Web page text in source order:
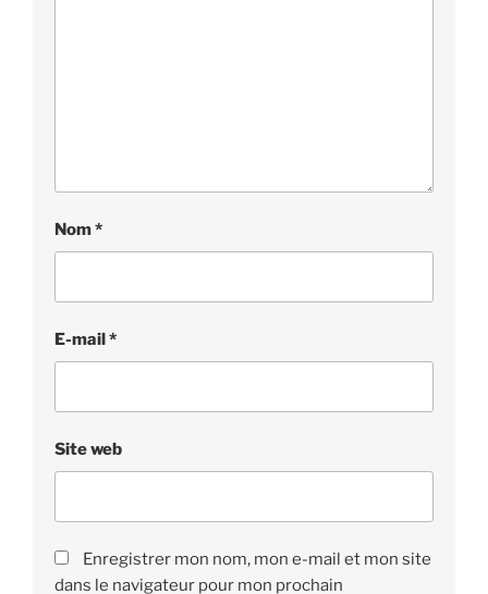
Nom*
E-mail *
Site web
Enregistrer mon nom, mon e-mail et mon site
dans le navigateur pour mon prochain